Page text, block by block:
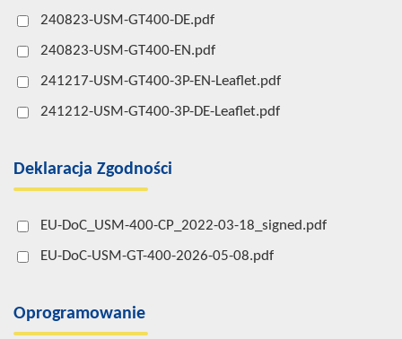
240823-USM-GT400-DE.pdf
240823-USM-GT400-EN.pdf
241217-USM-GT400-3P-EN-Leaflet.pdf
241212-USM-GT400-3P-DE-Leaflet.pdf
Deklaracja Zgodności
EU-DoC_USM-400-CP_2022-03-18_signed.pdf
EU-DoC-USM-GT-400-2026-05-08.pdf
Oprogramowanie